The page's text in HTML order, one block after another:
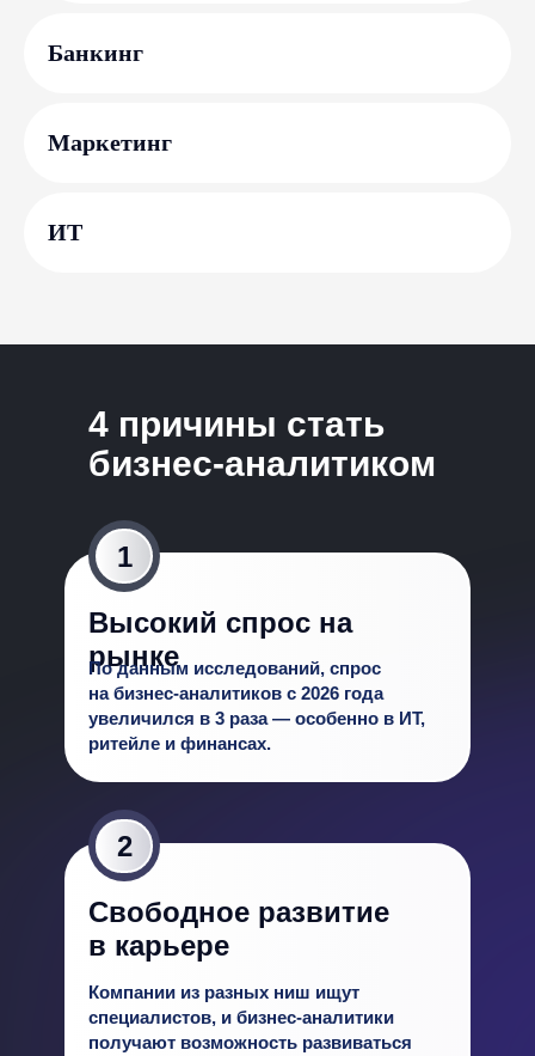
Банки нг
Марк етинг
ИТ
4 причины стать
бизнес-аналитиком
Свободное раз витие
в карьере
Компании из разных ниш ищут
специалистов, и бизнес-аналитики
получают возможность развиваться
2
Высокий спрос на
рын ке
По данным исследований, спрос
на бизнес-аналитиков с 2026 года
увеличился в 3 раза — особенно в ИТ,
ритейле и финансах.
1